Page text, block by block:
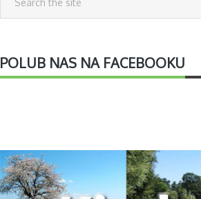
POLUB NAS NA FACEBOOKU